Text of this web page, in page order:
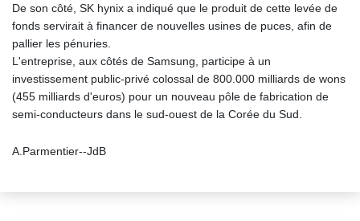
De son côté, SK hynix a indiqué que le produit de cette levée de
fonds servirait à financer de nouvelles usines de puces, afin de
pallier les pénuries.
L'entreprise, aux côtés de Samsung, participe à un
investissement public-privé colossal de 800.000 milliards de wons
(455 milliards d'euros) pour un nouveau pôle de fabrication de
semi-conducteurs dans le sud-ouest de la Corée du Sud.
A.Parmentier--JdB